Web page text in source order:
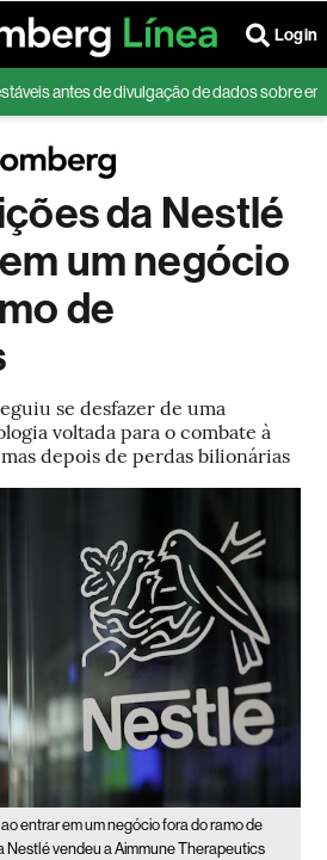
Login
de divulgação de dados sobre emprego
da Nestlé
um negócio
de
se desfazer de uma
voltada para o combate à
depois de perdas bilionárias
entrar em um negócio fora do ramo de
Nestlé vendeu a Aimmune Therapeutics